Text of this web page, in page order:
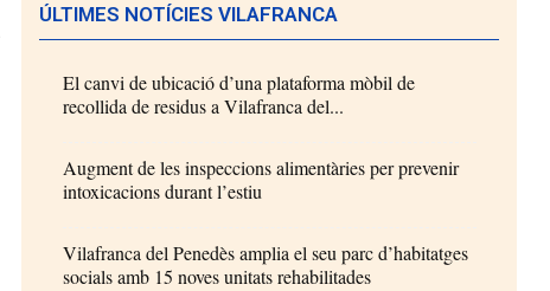
ÚLTIMES NOTÍCIES VILAFRANCA
El canvi de ubicació d’una plataforma mòbil de
recollida de residus a Vilafranca del...
Augment de les inspeccions alimentàries per prevenir
intoxicacions durant l’estiu
Vilafranca del Penedès amplia el seu parc d’habitatges
socials amb 15 noves unitats rehabilitades